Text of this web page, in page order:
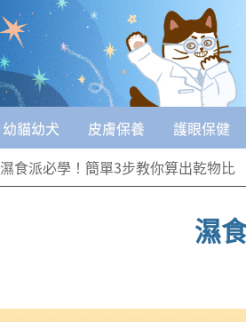
幼貓幼犬 皮膚保養 護眼保健
濕食派必學！簡單3步教你算出乾物比
濕